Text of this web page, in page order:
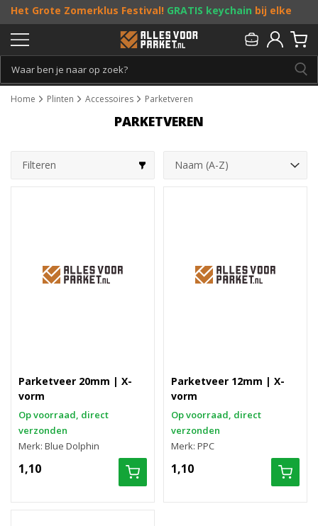
Het Grote Zomerklus Festival! GRATIS keychain bij elke
bestelling vanaf €25, entoffe acties! Doe je mee?
Persoonlijk & gratis advies:013 - 207 00 01
Home Plinten Accessoires Parketveren
PARKETVEREN
Filteren
Parketveer 20mm | X-
vorm
Op voorraad, direct
verzonden
Merk: Blue Dolphin
1,10
Parketveer 12mm | X-
vorm
Op voorraad, direct
verzonden
Merk: PPC
1,10